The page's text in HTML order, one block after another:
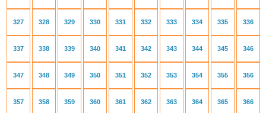
327 328 329 330 331 332 333 334 335 336
337 338 339 340 341 342 343 344 345 346
347 348 349 350 351 352 353 354 355 356
357 358 359 360 361 362 363 364 365 366